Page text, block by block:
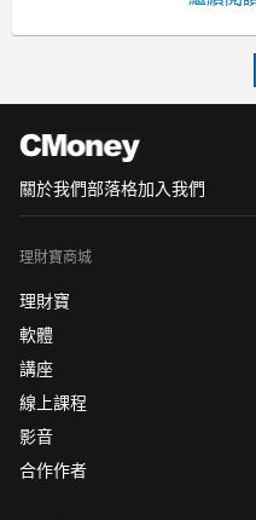
MT4/
關於我們部落格加入我們
理財寶商城
理財寶
軟體
講座
線上課程
影音
合作作者